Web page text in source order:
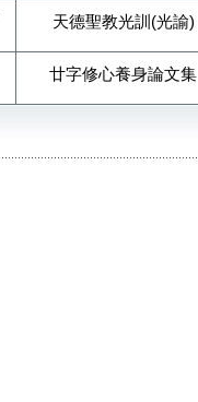
天德聖教光訓(光諭)
廿字修心養身論文集